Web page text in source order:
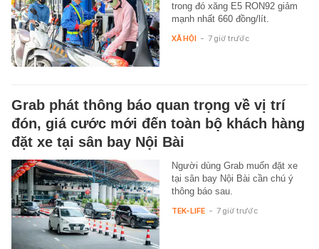
trong đó xăng E5 RON92 giảm
mạnh nhất 660 đồng/lít.
XÃ HỘI - 7 giờ trước
Grab phát thông báo quan trọng về vị trí
đón, giá cước mới đến toàn bộ khách hàng
đặt xe tại sân bay Nội Bài
Người dùng Grab muốn đặt xe
tại sân bay Nội Bài cần chú ý
thông báo sau.
TEK-LIFE - 7 giờ trước